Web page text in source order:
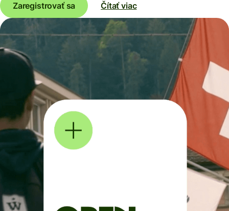
Zaregistrovať sa Čítať viac